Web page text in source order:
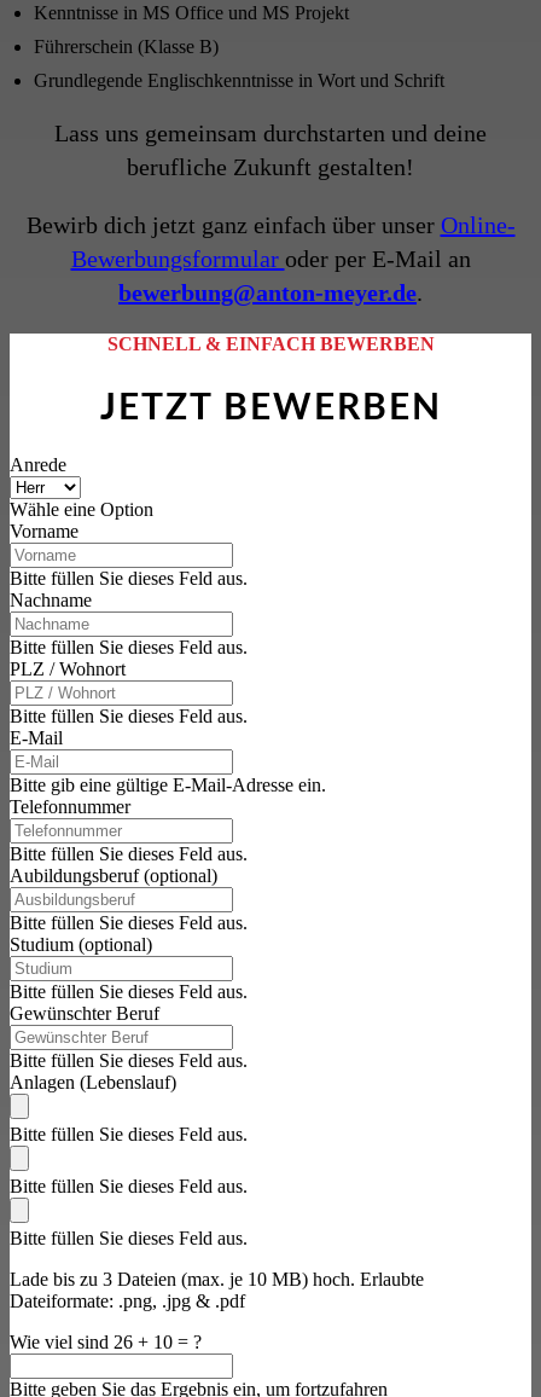
Kenntnisse in MS Office und MS Projekt
Führerschein (Klasse B)
Grundlegende Englischkenntnisse in Wort und Schrift
Lass uns gemeinsam durchstarten und deine
berufliche Zukunft gestalten!
Bewirb dich jetzt ganz einfach über unser Online-
Bewerbungsformular oder per E-Mail an
bewerbung@anton-meyer.de.
SCHNELL & EINFACH BEWERBEN
JETZT BEWERBEN
Anrede
Wähle eine Option
Vorname
Bitte füllen Sie dieses Feld aus.
Nachname
Bitte füllen Sie dieses Feld aus.
PLZ / Wohnort
Bitte füllen Sie dieses Feld aus.
E-Mail
Bitte gib eine gültige E-Mail-Adresse ein.
Telefonnummer
Bitte füllen Sie dieses Feld aus.
Aubildungsberuf (optional)
Bitte füllen Sie dieses Feld aus.
Studium (optional)
Bitte füllen Sie dieses Feld aus.
Gewünschter Beruf
Bitte füllen Sie dieses Feld aus.
Anlagen (Lebenslauf)
Bitte füllen Sie dieses Feld aus.
Bitte füllen Sie dieses Feld aus.
Bitte füllen Sie dieses Feld aus.
Lade bis zu 3 Dateien (max. je 10 MB) hoch. Erlaubte
Dateiformate: .png, .jpg & .pdf
Wie viel sind 26 + 10 = ?
Bitte geben Sie das Ergebnis ein, um fortzufahren